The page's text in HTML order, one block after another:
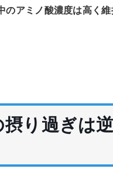
のアミノ酸濃度は高く
摂り過ぎは